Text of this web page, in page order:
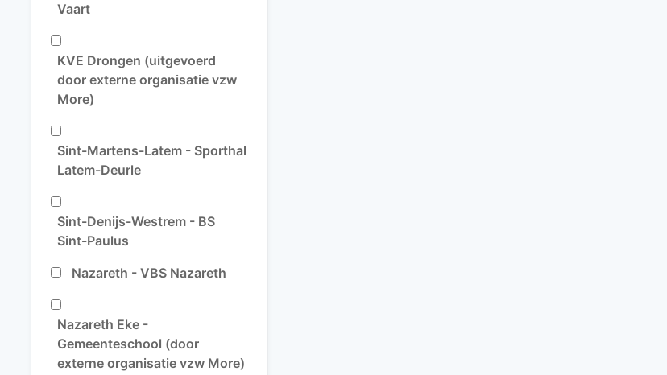
Vaart
KVE Drongen (uitgevoerd
door externe organisatie vzw
More)
Sint-Martens-Latem - Sporthal
Latem-Deurle
Sint-Denijs-Westrem - BS
Sint-Paulus
Nazareth - VBS Nazareth
Nazareth Eke -
Gemeenteschool (door
externe organisatie vzw More)